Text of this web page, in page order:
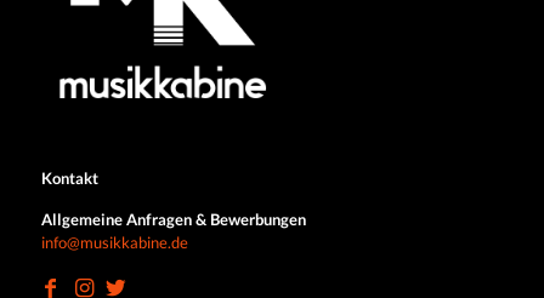
Kontakt
Allgemeine Anfragen & Bewerbungen
info@musikkabine.de